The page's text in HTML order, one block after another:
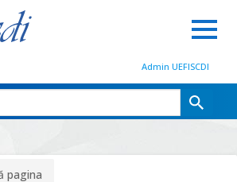
Admin UEFISCDI
pagina